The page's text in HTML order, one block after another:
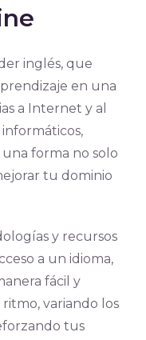
inglés, que
en una
a Internet y al
forma no solo
tu dominio
y recursos
a un idioma,
fácil y
variando los
tus